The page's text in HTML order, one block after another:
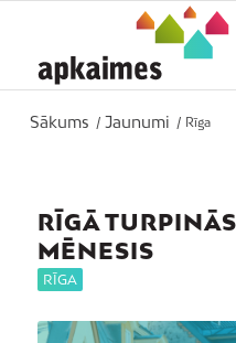
Sākums / Jaunumi / Rīga
RĪGĀ
MĒNESIS
RĪGA